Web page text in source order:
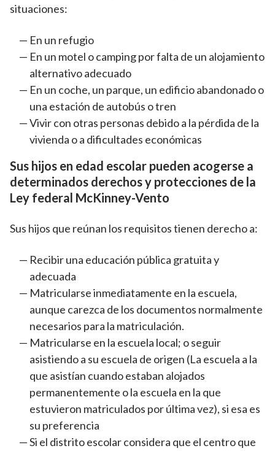
situaciones:
En un refugio
En un motel o camping por falta de un alojamiento
alternativo adecuado
En un coche, un parque, un edificio abandonado o
una estación de autobús o tren
Vivir con otras personas debido a la pérdida de la
vivienda o a dificultades económicas
Sus hijos en edad escolar pueden acogerse a
determinados derechos y protecciones de la
Ley federal McKinney-Vento
Sus hijos que reúnan los requisitos tienen derecho a:
Recibir una educación pública gratuita y
adecuada
Matricularse inmediatamente en la escuela,
aunque carezca de los documentos normalmente
necesarios para la matriculación.
Matricularse en la escuela local; o seguir
asistiendo a su escuela de origen (La escuela a la
que asistían cuando estaban alojados
permanentemente o la escuela en la que
estuvieron matriculados por última vez), si esa es
su preferencia
Si el distrito escolar considera que el centro que